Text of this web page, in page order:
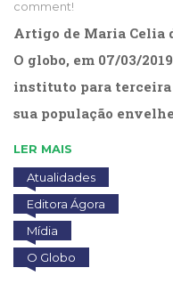
(23)
Comportamento
Comunicação
(232)
e
Movimento
(226)
Crescimento
Interior
(222)
comment!
Artigo de Maria Celia
O globo, em 07/03/
instituto para terceira
sua população
LER MAIS
Atualidades
Editora Ágora
Mídia
O Globo